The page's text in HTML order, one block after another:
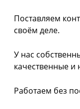
Поставляем
своём деле.
У нас
качественные и
Работаем без